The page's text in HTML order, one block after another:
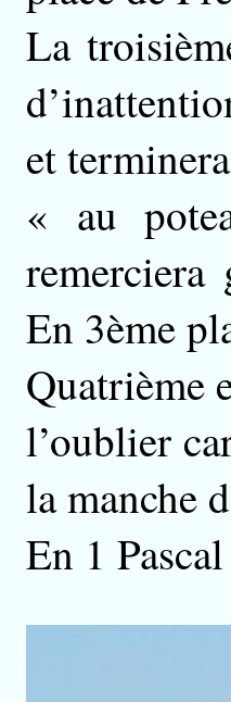
La
et
« au
En 3ème
Quatrième
l’oublier
la manche
En 1